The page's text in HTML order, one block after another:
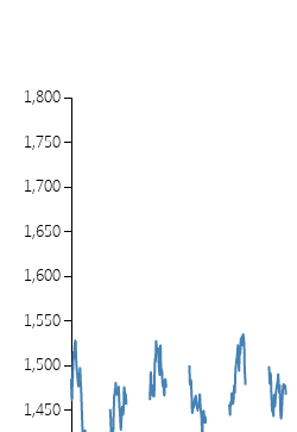
1,450
1,500
1,550
1,600
1,650
1,700
1,750
1,800